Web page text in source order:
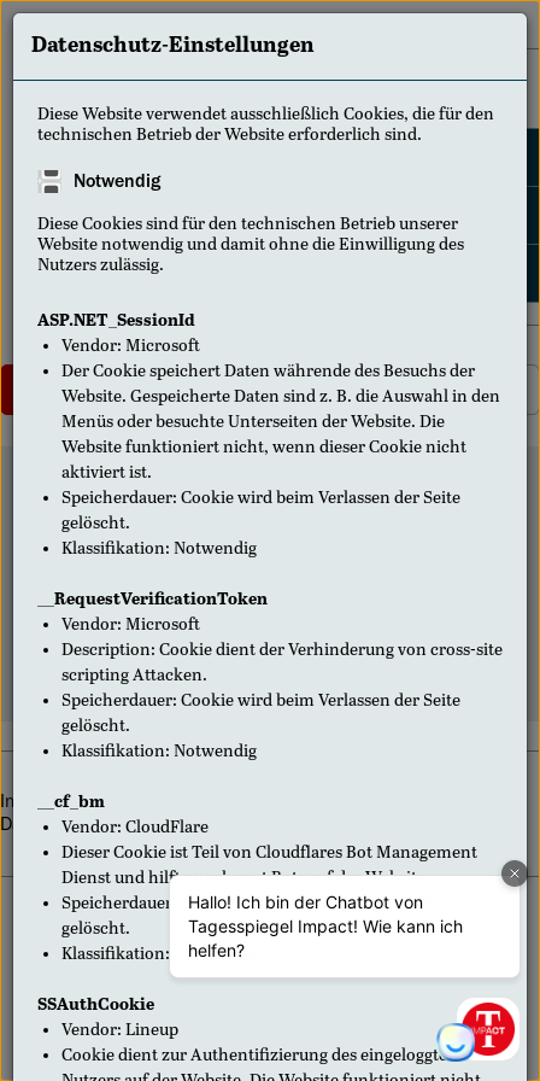
FAQ
Login Registrieren
Buchung nicht möglich
Anzeigendisposition unter Tel. +49 (0)30 29021-15600 (Montag
bis Freitag, 9.00 bis 18.00 Uhr).
Impressum
Datenschutz-Einstellungen
Datenschutz-Einstellungen
Diese Website verwendet ausschließlich Cookies, die für den
technischen Betrieb der Website erforderlich sind.
Notwendig
Diese Cookies sind für den technischen Betrieb unserer
Website notwendig und damit ohne die Einwilligung des
Nutzers zulässig.
ASP.NET_SessionId
Vendor: Microsoft
Der Cookie speichert Daten währende des Besuchs der
Website. Gespeicherte Daten sind z. B. die Auswahl in den
Menüs oder besuchte Unterseiten der Website. Die
Website funktioniert nicht, wenn dieser Cookie nicht
aktiviert ist.
Speicherdauer: Cookie wird beim Verlassen der Seite
gelöscht.
Klassifikation: Notwendig
__RequestVerificationToken
Vendor: Microsoft
Description: Cookie dient der Verhinderung von cross-site
scripting Attacken.
Speicherdauer: Cookie wird beim Verlassen der Seite
gelöscht.
Klassifikation: Notwendig
__cf_bm
Vendor: CloudFlare
Dieser Cookie ist Teil von Cloudflares Bot Management
Dienst und hilft zu erkennt Bots auf der Website.
Speicherdauer
Cookie wird beim Verlassen der Seite
gelöscht.
Klassifikation: Notwendig
SSAuthCookie
Vendor: Lineup
Cookie dient zur Authentifizierung des eingeloggten